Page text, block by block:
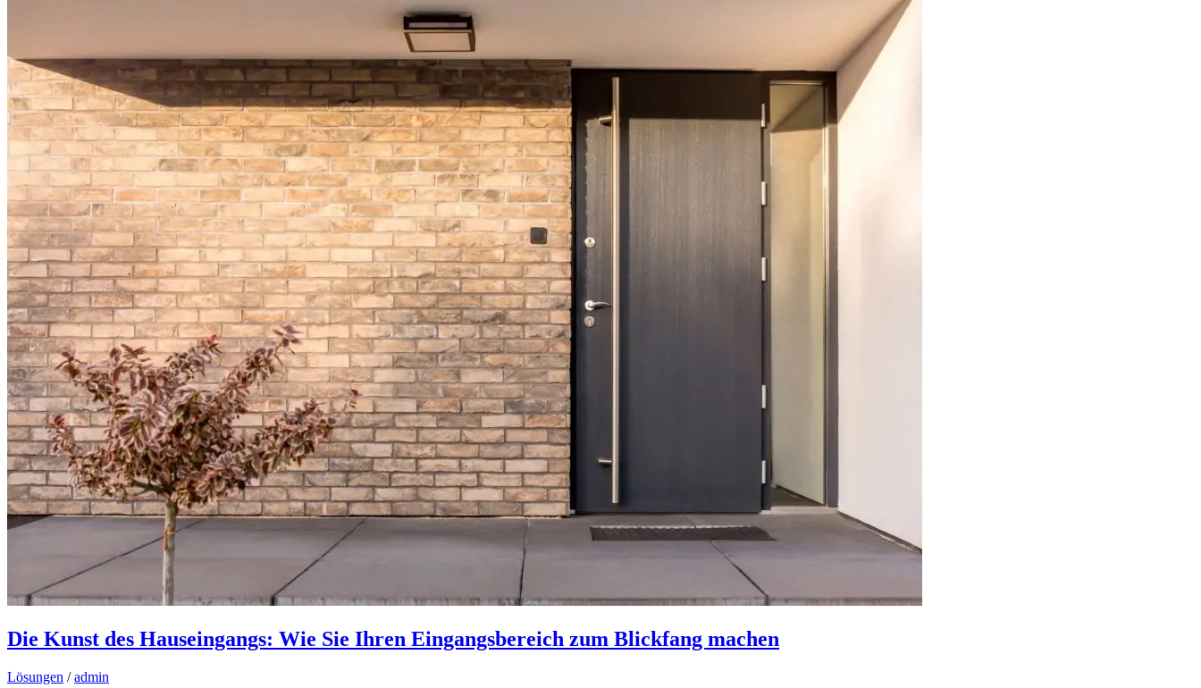
Die Kunst des Hauseingangs: Wie Sie Ihren Eingangsbereich zum Blickfang machen
Lösungen /admin